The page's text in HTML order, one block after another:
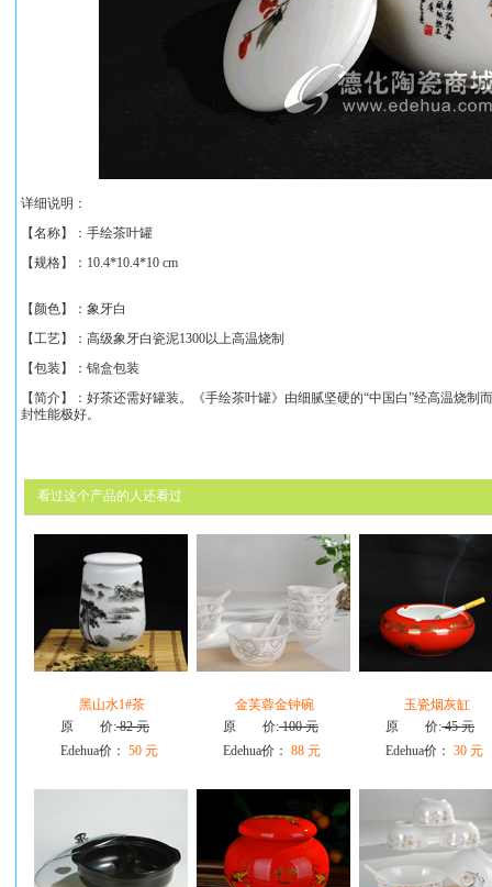
详细说明：
【名称】： 手绘茶叶罐
【规格】： 10.4*10.4*10 cm
【颜色】：象牙白
【工艺】：高级象牙白瓷泥1300以上高温烧制
【包装】：锦盒包装
【简介】：好茶还需好罐装。《手绘茶叶罐》由细腻坚硬的“中国白”经高温烧制
封性能极好。
看过这个产品的人还看过
黑山水1#茶
原 价:82 元
Edehua价： 50 元
金芙蓉金钟碗
原 价:100 元
Edehua价： 88 元
玉瓷烟灰缸
原 价:45 元
Edehua价： 30 元